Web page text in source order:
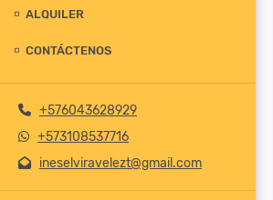
ALQUILER
CONTÁCTENOS
+576043628929
+573108537716
ineselviravelezt@gmail.com